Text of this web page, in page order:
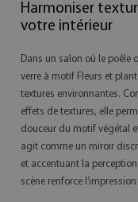
Harmoniser
votre intérieur
Dans un salon où le poêle
verre à motif Fleurs et
textures environnantes.
effets de textures, elle
douceur du motif végétal
agit comme un miroir
et accentuant la
scène renforce